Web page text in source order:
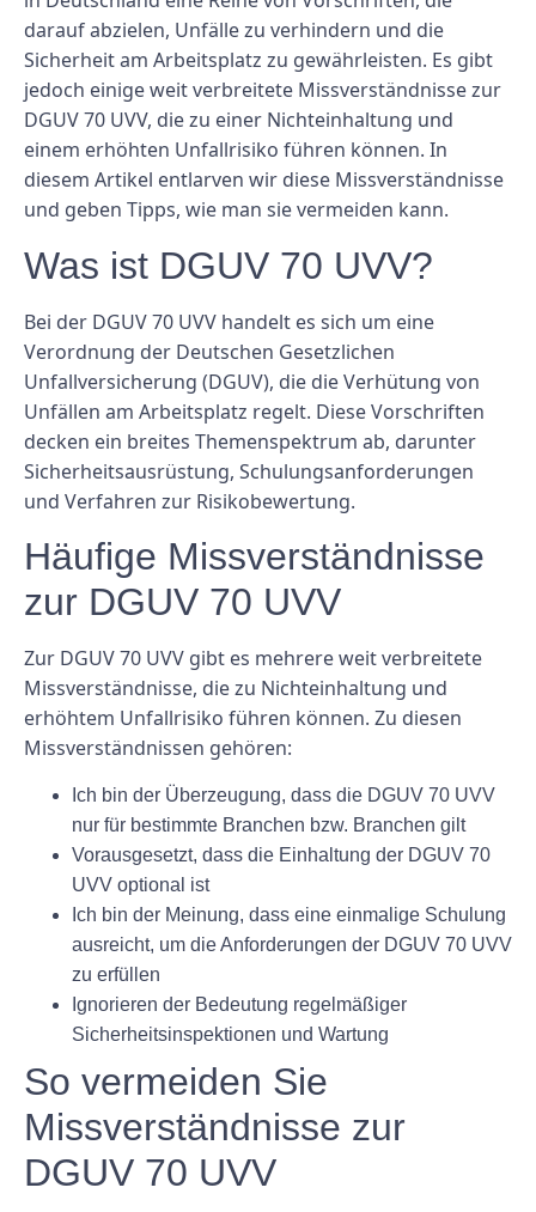
darauf abzielen, Unfälle zu verhindern und die
Sicherheit am Arbeitsplatz zu gewährleisten. Es gibt
jedoch einige weit verbreitete Missverständnisse zur
DGUV 70 UVV, die zu einer Nichteinhaltung und
einem erhöhten Unfallrisiko führen können. In
diesem Artikel entlarven wir diese Missverständnisse
und geben Tipps, wie man sie vermeiden kann.
Was ist DGUV 70 UVV?
Bei der DGUV 70 UVV handelt es sich um eine
Verordnung der Deutschen Gesetzlichen
Unfallversicherung (DGUV), die die Verhütung von
Unfällen am Arbeitsplatz regelt. Diese Vorschriften
decken ein breites Themenspektrum ab, darunter
Sicherheitsausrüstung, Schulungsanforderungen
und Verfahren zur Risikobewertung.
Häufige Missverständnisse
zur DGUV 70 UVV
Zur DGUV 70 UVV gibt es mehrere weit verbreitete
Missverständnisse, die zu Nichteinhaltung und
erhöhtem Unfallrisiko führen können. Zu diesen
Missverständnissen gehören:
Ich bin der Überzeugung, dass die DGUV 70 UVV
nur für bestimmte Branchen bzw. Branchen gilt
Vorausgesetzt, dass die Einhaltung der DGUV 70
UVV optional ist
Ich bin der Meinung, dass eine einmalige Schulung
ausreicht, um die Anforderungen der DGUV 70 UVV
zu erfüllen
Ignorieren der Bedeutung regelmäßiger
Sicherheitsinspektionen und Wartung
So vermeiden Sie
Missverständnisse zur
DGUV 70 UVV